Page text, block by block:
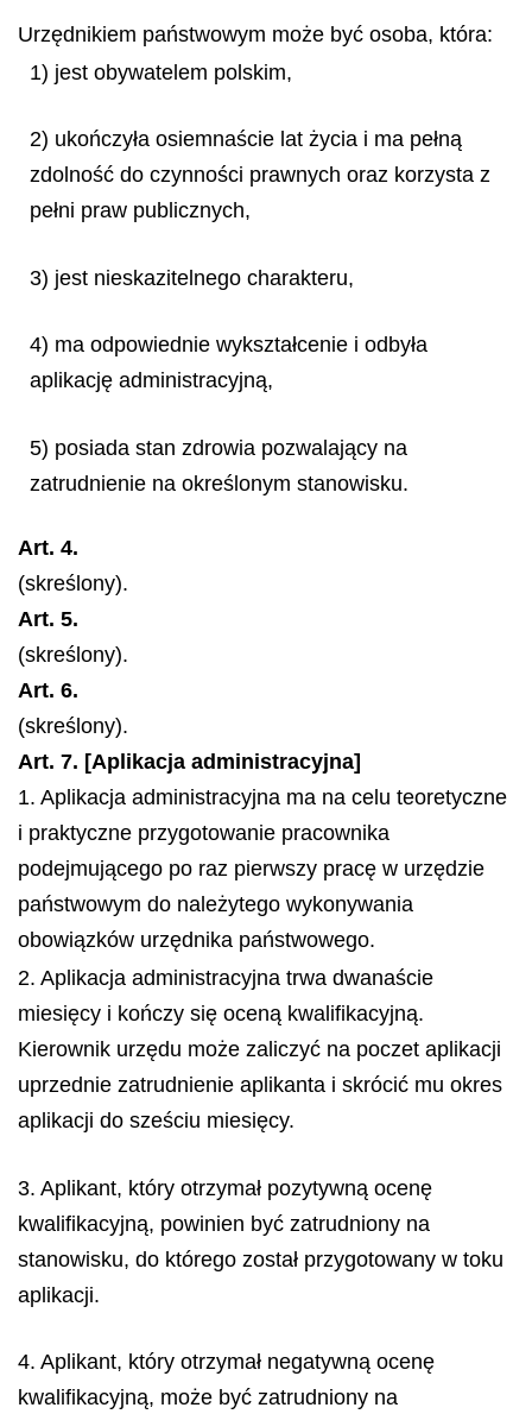
Urzędnikiem państwowym może być osoba, która:
1) jest obywatelem polskim,
2) ukończyła osiemnaście lat życia i ma pełną
zdolność do czynności prawnych oraz korzysta z
pełni praw publicznych,
3) jest nieskazitelnego charakteru,
4) ma odpowiednie wykształcenie i odbyła
aplikację administracyjną,
5) posiada stan zdrowia pozwalający na
zatrudnienie na określonym stanowisku.
Art. 4.
(skreślony).
Art. 5.
(skreślony).
Art. 6.
(skreślony).
Art. 7. [Aplikacja administracyjna]
1. Aplikacja administracyjna ma na celu teoretyczne
i praktyczne przygotowanie pracownika
podejmującego po raz pierwszy pracę w urzędzie
państwowym do należytego wykonywania
obowiązków urzędnika państwowego.
2. Aplikacja administracyjna trwa dwanaście
miesięcy i kończy się oceną kwalifikacyjną.
Kierownik urzędu może zaliczyć na poczet aplikacji
uprzednie zatrudnienie aplikanta i skrócić mu okres
aplikacji do sześciu miesięcy.
3. Aplikant, który otrzymał pozytywną ocenę
kwalifikacyjną, powinien być zatrudniony na
stanowisku, do którego został przygotowany w toku
aplikacji.
4. Aplikant, który otrzymał negatywną ocenę
kwalifikacyjną, może być zatrudniony na